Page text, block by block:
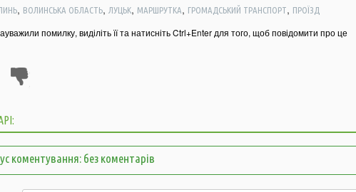
, ВОЛИНСЬКА ОБЛАСТЬ, ЛУЦЬК, МАРШРУТКА, ГРОМАДСЬКИЙ ТРАНСПОРТ, ПРОЇЗД
помилку, виділіть її та натисніть Ctrl+Enter для того, щоб повідомити про це
коментування: без коментарів